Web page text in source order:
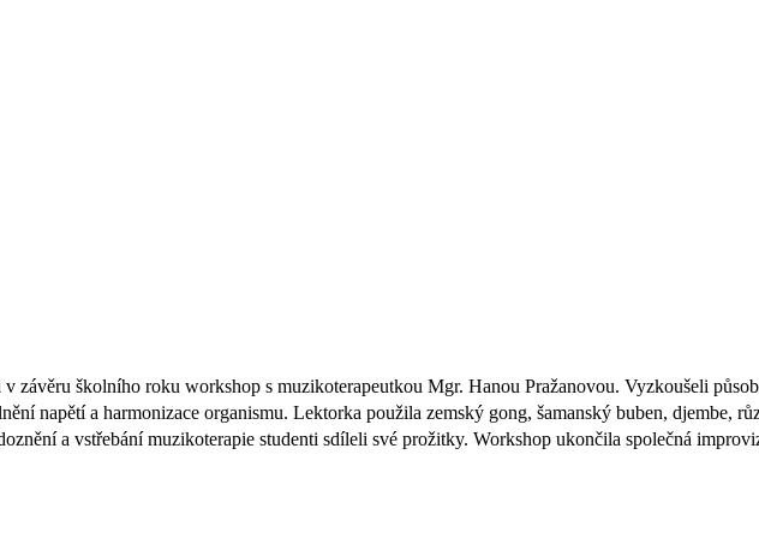
závěru školního roku workshop s muzikoterapeutkou Mgr. Hanou Pražanovou. Vyzkoušeli
napětí a harmonizace organismu. Lektorka použila zemský gong, šamanský buben, djembe,
a vstřebání muzikoterapie studenti sdíleli své prožitky. Workshop ukončila společná